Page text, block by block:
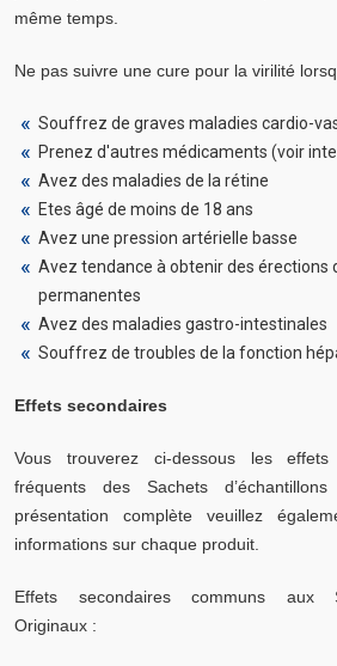
même temps.
Ne pas suivre une cure pour la virilité
Souffrez de graves maladies cardio-
Prenez d'autres médicaments (voir
Avez des maladies de la rétine
Etes âgé de moins de 18 ans
Avez une pression artérielle basse
Avez tendance à obtenir des érections
permanentes
Avez des maladies gastro-intestinales
Souffrez de troubles de la fonction
Effets secondaires
Vous trouverez ci-dessous les
fréquents des Sachets
présentation complète veuillez
informations sur chaque produit.
Effets secondaires communs aux
Originaux :